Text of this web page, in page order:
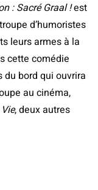
: Sacré Graal !est
d’humoristes
leurs armes à la
cette comédie
bord qui ouvrira
au cinéma,
, deux autres